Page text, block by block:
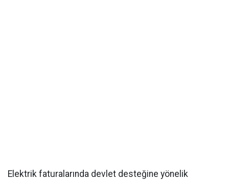
Elektrik faturalarında devlet desteğine yönelik